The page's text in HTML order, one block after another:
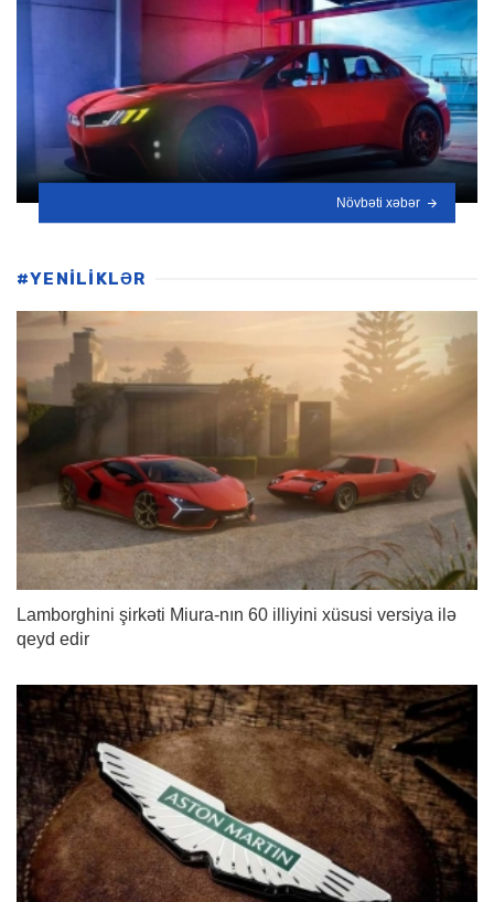
Növbəti xəbər
#YENİLİKLƏR
Lamborghini şirkəti Miura-nın 60 illiyini xüsusi versiya ilə
qeyd edir